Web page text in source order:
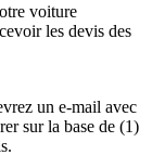
voiture
les devis des
un e-mail avec
sur la base de (1)